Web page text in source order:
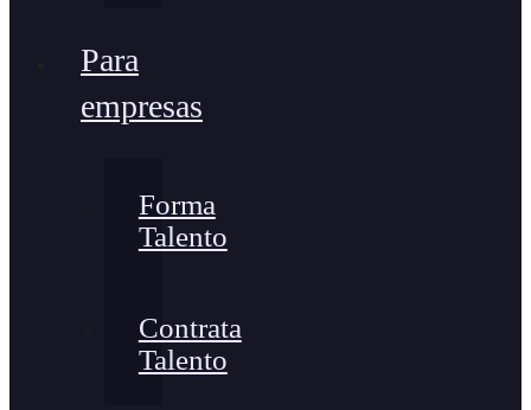
Para
empresas
Forma
Talento
Contrata
Talento